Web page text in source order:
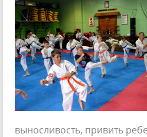
выносливость, привить